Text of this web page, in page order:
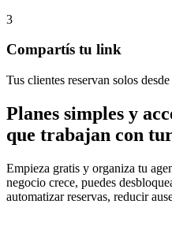
3
Compartís tu link
Tus clientes reservan solos
Planes simples y
que trabajan con
Empieza gratis y organiza tu
negocio crece, puedes
automatizar reservas, reducir